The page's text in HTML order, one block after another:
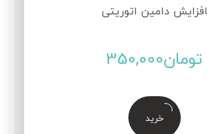
افزایش دامین اتوریتی
تومان350,000
خرید